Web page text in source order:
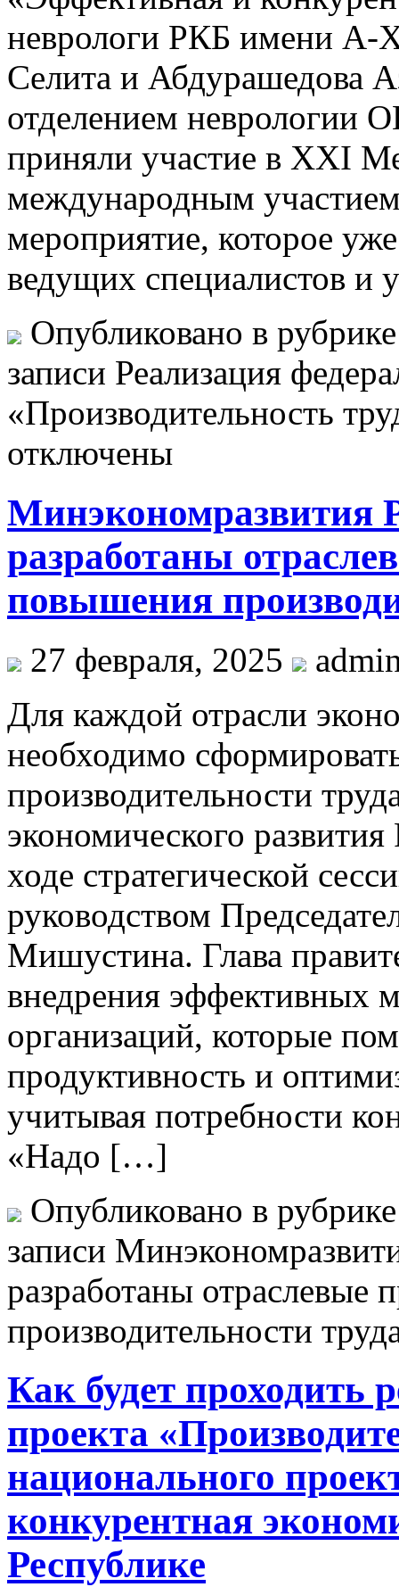
неврологи РКБ имени А-
Селита и Абдурашедова
отделением
приняли участие в XXI
международным
мероприятие, которое
ведущих специалистов
Опубликовано в
записи Реализация
«Производительность
отключены
Минэкономразвития
разработаны
повышения
27 февраля, 2025
Для каждой отрасли
необходимо
производительности
экономического
ходе стратегической
руководством
Мишустина. Глава
внедрения эффективных
организаций, которые
продуктивность и
учитывая потребности
«Надо […]
Опубликовано в
записи
разработаны
производительности
Как будет проходить
проекта
национального
конкурентная
Республике